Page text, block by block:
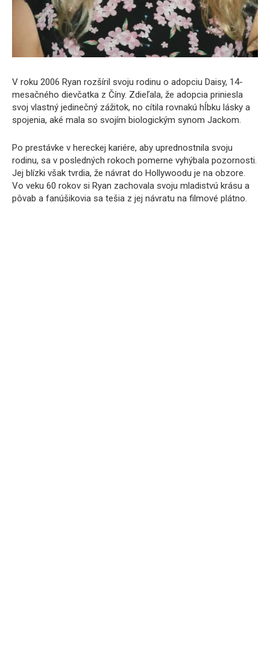
V roku 2006 Ryan rozšíril svoju rodinu o adopciu Daisy, 14-
mesačného dievčatka z Číny. Zdieľala, že adopcia priniesla
svoj vlastný jedinečný zážitok, no cítila rovnakú hĺbku lásky a
spojenia, aké mala so svojím biologickým synom Jackom.
Po prestávke v hereckej kariére, aby uprednostnila svoju
rodinu, sa v posledných rokoch pomerne vyhýbala pozornosti.
Jej blízki však tvrdia, že návrat do Hollywoodu je na obzore.
Vo veku 60 rokov si Ryan zachovala svoju mladistvú krásu a
pôvab a fanúšikovia sa tešia z jej návratu na filmové plátno.